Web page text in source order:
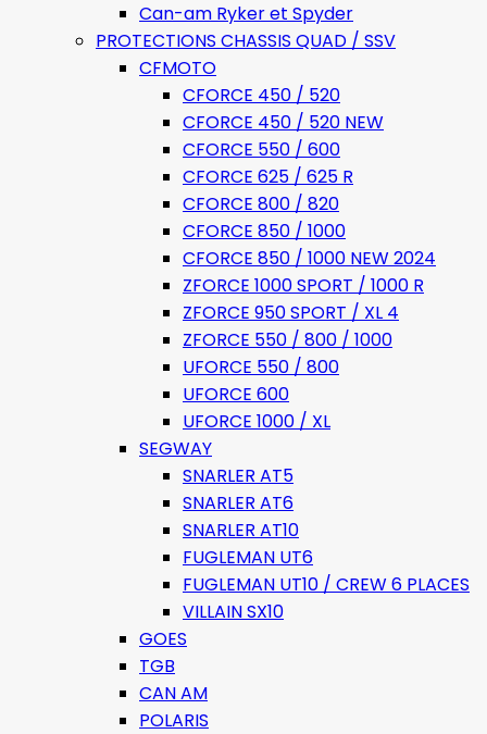
Can-am Ryker et Spyder
PROTECTIONS CHASSIS QUAD / SSV
CFMOTO
CFORCE 450 / 520
CFORCE 450 / 520 NEW
CFORCE 550 / 600
CFORCE 625 / 625 R
CFORCE 800 / 820
CFORCE 850 / 1000
CFORCE 850 / 1000 NEW 2024
ZFORCE 1000 SPORT / 1000 R
ZFORCE 950 SPORT / XL 4
ZFORCE 550 / 800 / 1000
UFORCE 550 / 800
UFORCE 600
UFORCE 1000 / XL
SEGWAY
SNARLER AT5
SNARLER AT6
SNARLER AT10
FUGLEMAN UT6
FUGLEMAN UT10 / CREW 6 PLACES
VILLAIN SX10
GOES
TGB
CAN AM
POLARIS